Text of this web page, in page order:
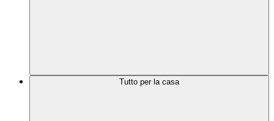
Tutto per la casa